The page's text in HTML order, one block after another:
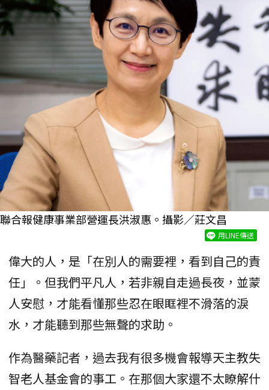
聯合報健康事業部營運長洪淑惠。攝影／莊文昌
用LINE傳送
偉大的人，是「在別人的需要裡，看到自己的責
任」。但我們平凡人，若非親自走過長夜，並蒙
人安慰，才能看懂那些忍在眼眶裡不滑落的淚
水，才能聽到那些無聲的求助。
作為醫藥記者，過去我有很多機會報導天主教失
智老人基金會的事工。在那個大家還不太瞭解什